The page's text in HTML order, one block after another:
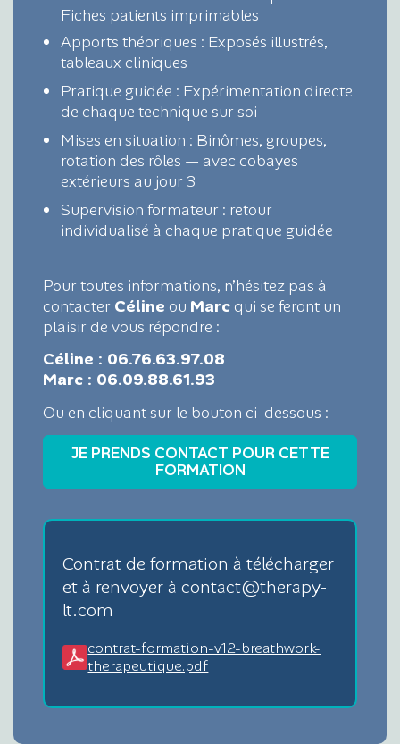
Fiches patients imprimables
Apports théoriques : Exposés illustrés,
tableaux cliniques
Pratique guidée : Expérimentation directe
de chaque technique sur soi
Mises en situation : Binômes, groupes,
rotation des rôles — avec cobayes
extérieurs au jour 3
Supervision formateur : retour
individualisé à chaque pratique guidée
Pour toutes informations, n’hésitez pas à
contacter Céline ou Marc qui se feront un
plaisir de vous répondre :
Céline : 06.76.63.97.08
Marc : 06.09.88.61.93
Ou en cliquant sur le bouton ci-dessous :
Contrat de formation à télécharger
et à renvoyer à contact@therapy-
lt.com
contrat-formation-v12-breathwork-
therapeutique.pdf